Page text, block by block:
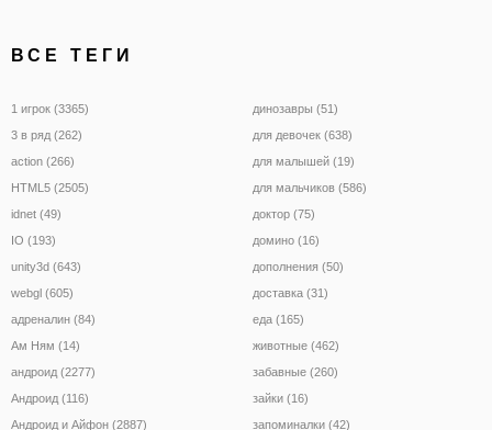
ВСЕ ТЕГИ
1 игрок (3365)
3 в ряд (262)
action (266)
HTML5 (2505)
idnet (49)
IO (193)
unity3d (643)
webgl (605)
адреналин (84)
Ам Ням (14)
андроид (2277)
Андроид (116)
Андроид и Айфон (2887)
динозавры (51)
для девочек (638)
для малышей (19)
для мальчиков (586)
доктор (75)
домино (16)
дополнения (50)
доставка (31)
еда (165)
животные (462)
забавные (260)
зайки (16)
запоминалки (42)